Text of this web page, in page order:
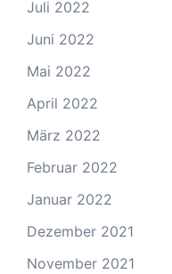
Juli 2022
Juni 2022
Mai 2022
April 2022
März 2022
Februar 2022
Januar 2022
Dezember 2021
November 2021